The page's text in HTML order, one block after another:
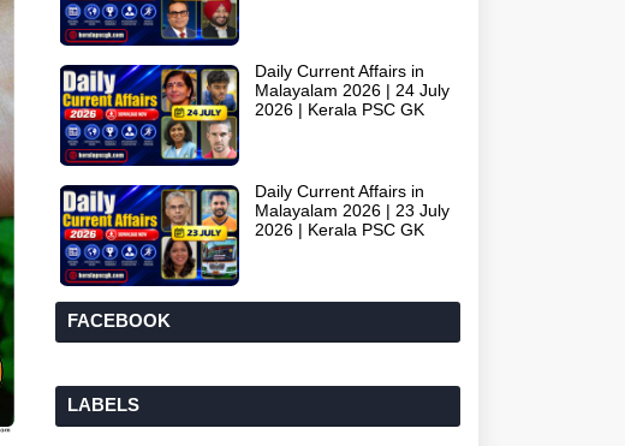
Daily Current Affairs in
Malayalam 2026 | 24 July
2026 | Kerala PSC GK
Daily Current Affairs in
Malayalam 2026 | 23 July
2026 | Kerala PSC GK
FACEBOOK
LABELS